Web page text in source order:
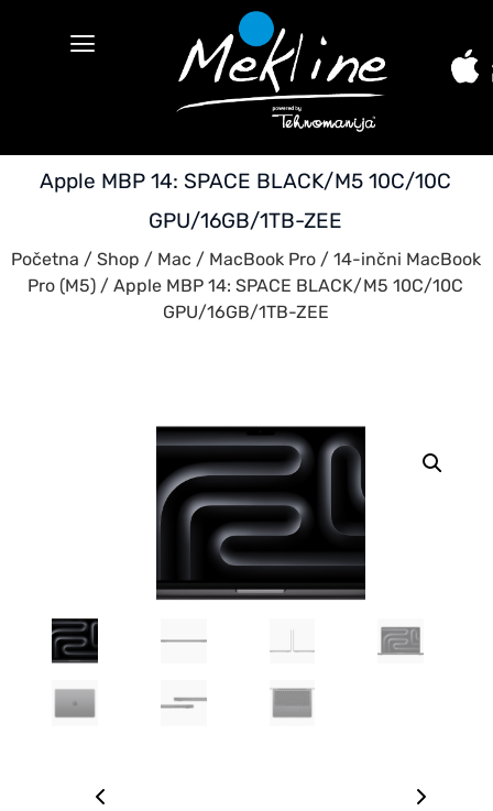
Apple MBP 14: SPACE BLACK/M5 10C/10C
GPU/16GB/1TB-ZEE
Početna / Shop / Mac / MacBook Pro/ 14-inčni MacBook
Pro (M5) / Apple MBP 14: SPACE BLACK/M5 10C/10C
GPU/16GB/1TB-ZEE